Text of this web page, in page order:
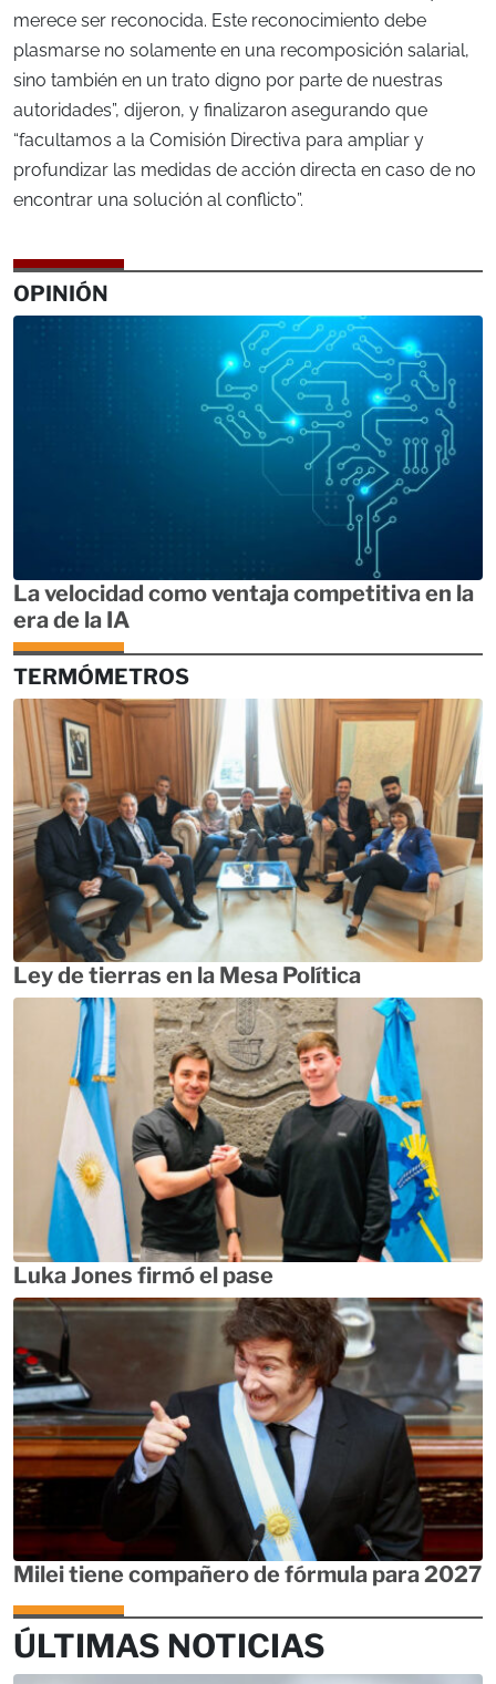
merece ser reconocida. Este reconocimiento debe
plasmarse no solamente en una recomposición salarial,
sino también en un trato digno por parte de nuestras
autoridades”, dijeron, y finalizaron asegurando que
“facultamos a la Comisión Directiva para ampliar y
profundizar las medidas de acción directa en caso de no
encontrar una solución al conflicto”.
OPINIÓN
La velocidad como ventaja competitiva en la
era de la IA
TERMÓMETROS
Ley de tierras en la Mesa Política
Luka Jones firmó el pase
Milei tiene compañero de fórmula para 2027
ÚLTIMAS NOTICIAS